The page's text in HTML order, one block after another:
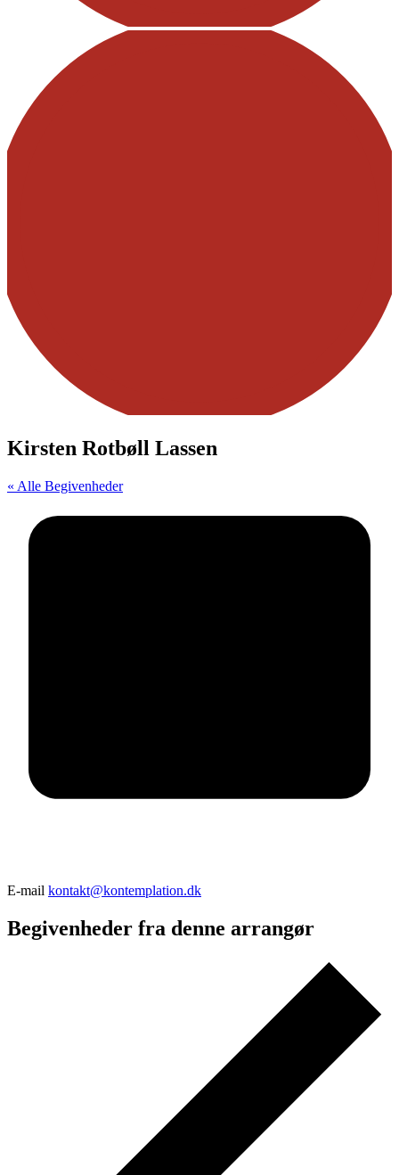
Kirsten Rotbøll Lassen
« Alle Begivenheder
E-mail kontakt@kontemplation.dk
Begivenheder fra denne arrangør